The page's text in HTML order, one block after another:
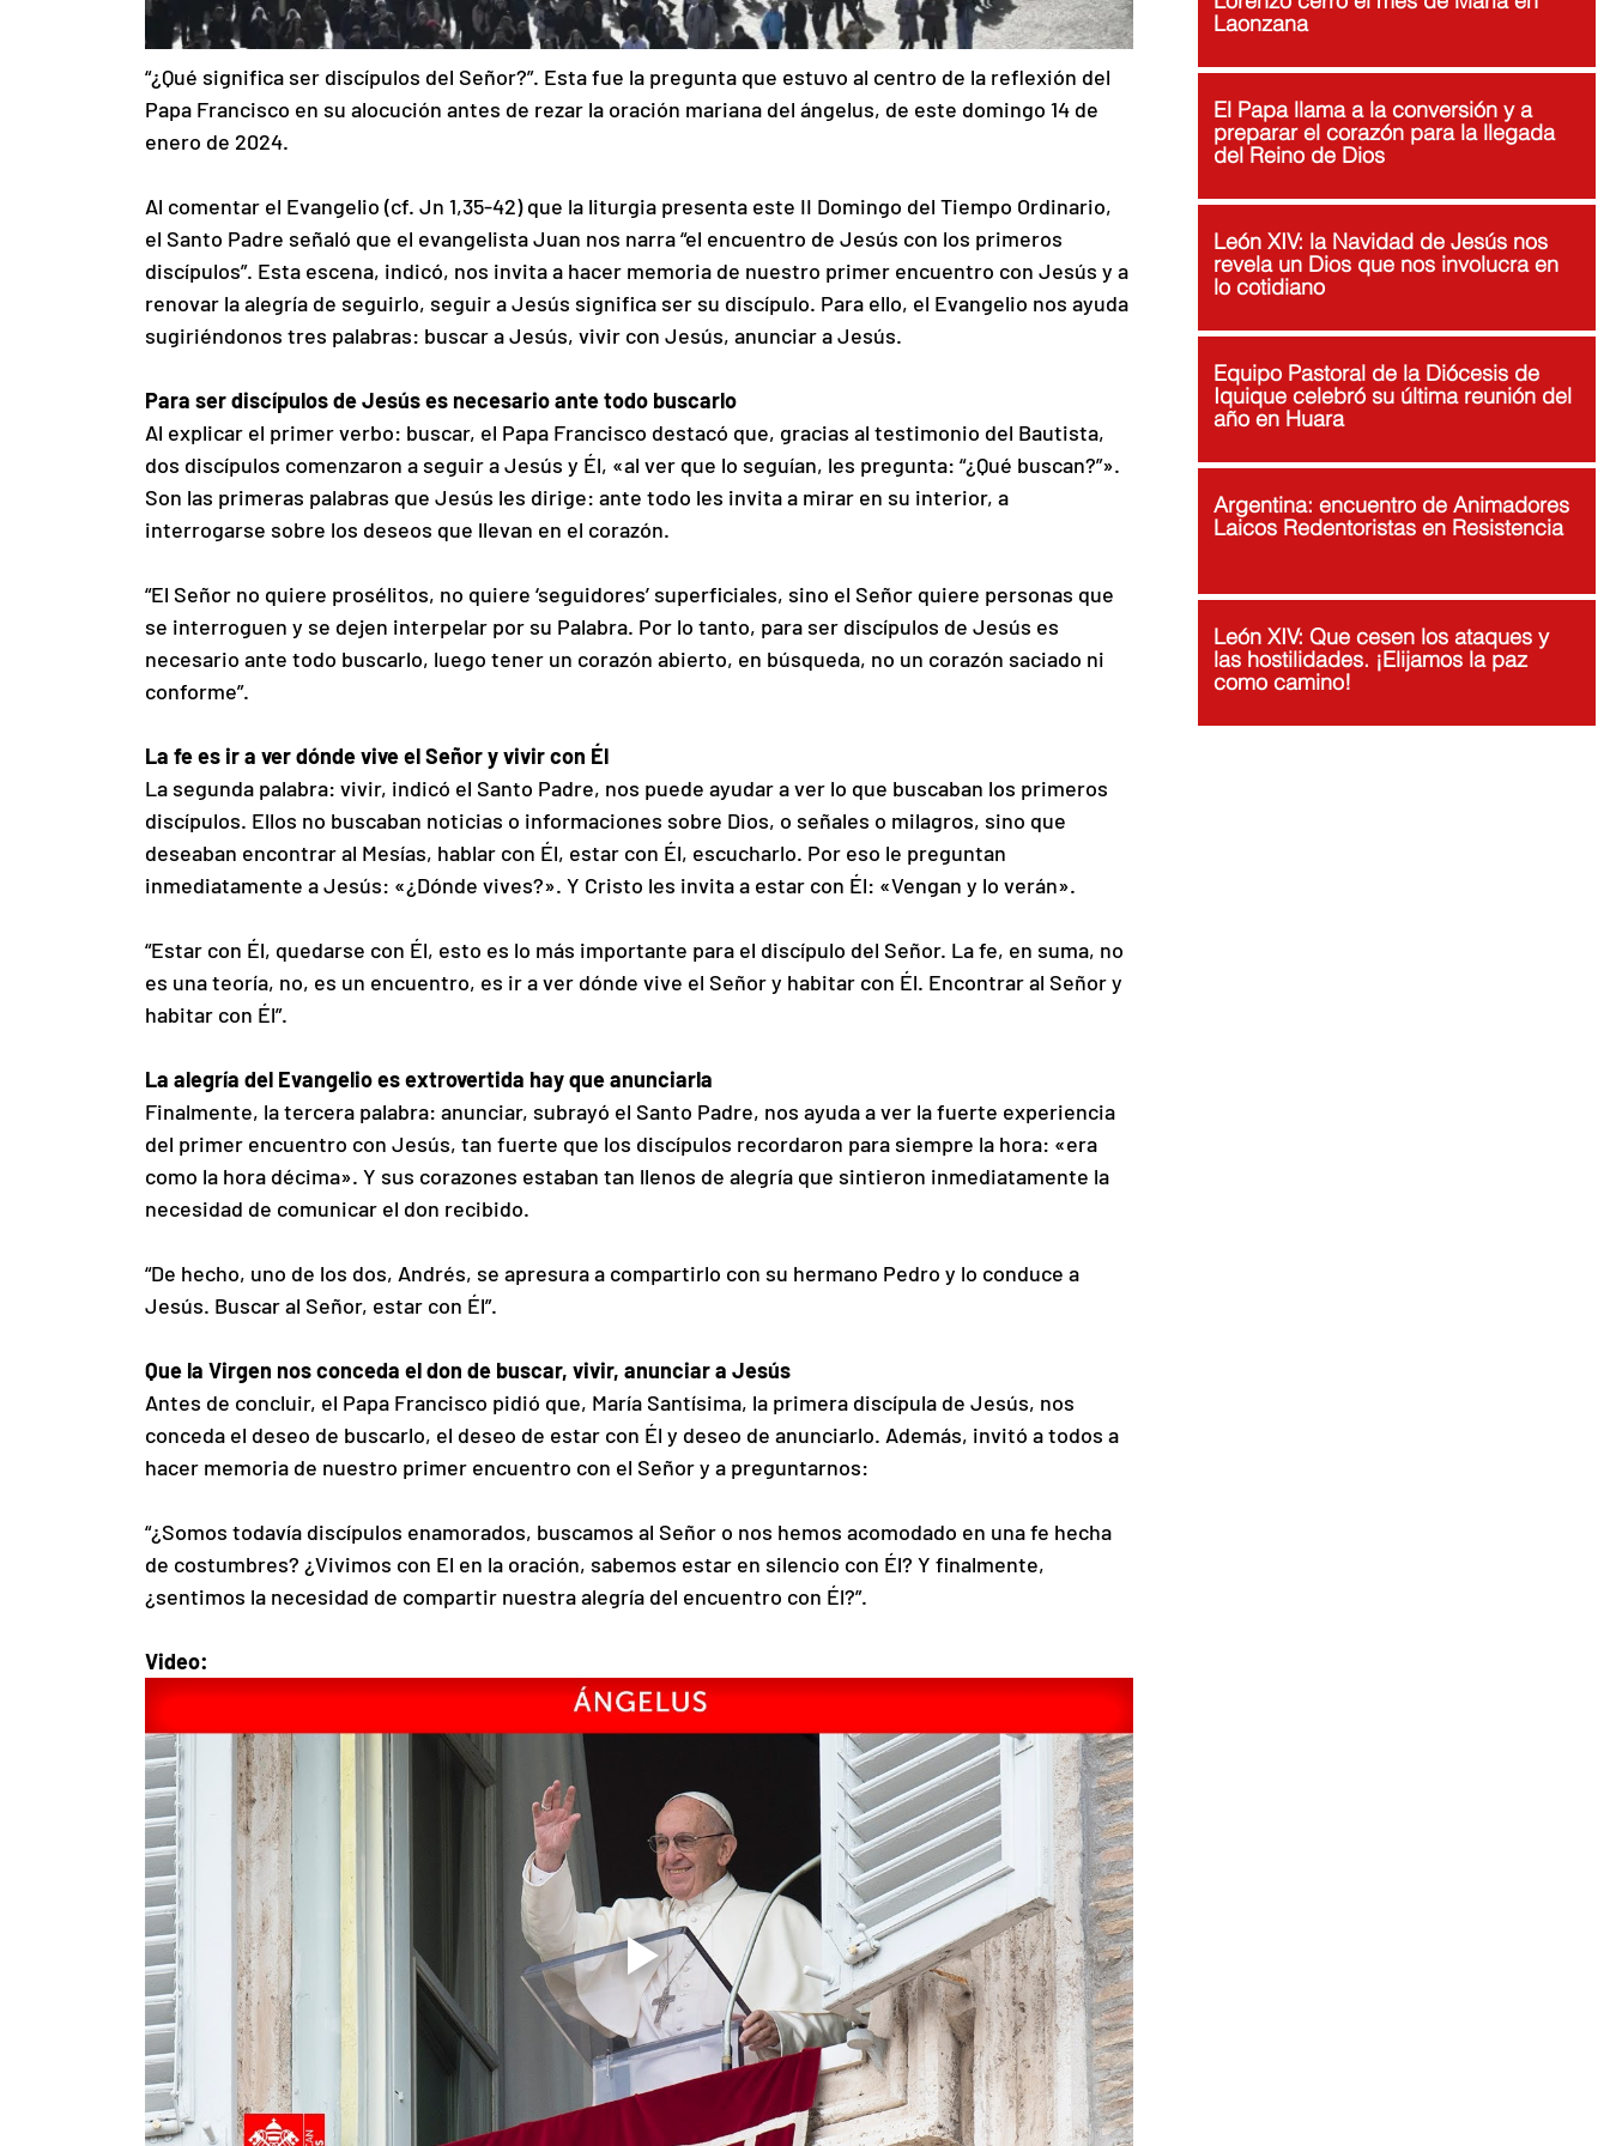
“¿Qué significa ser discípulos del Señor?”. Esta fue la pregunta que estuvo al centro de la reflexión del
Papa Francisco en su alocución antes de rezar la oración mariana del ángelus, de este domingo 14 de
enero de 2024.
Al comentar el Evangelio (cf. Jn 1,35-42) que la liturgia presenta este II Domingo del Tiempo Ordinario,
el Santo Padre señaló que el evangelista Juan nos narra “el encuentro de Jesús con los primeros
discípulos”. Esta escena, indicó, nos invita a hacer memoria de nuestro primer encuentro con Jesús y a
renovar la alegría de seguirlo, seguir a Jesús significa ser su discípulo. Para ello, el Evangelio nos ayuda
sugiriéndonos tres palabras: buscar a Jesús, vivir con Jesús, anunciar a Jesús.
Para ser discípulos de Jesús es necesario ante todo buscarlo
Al explicar el primer verbo: buscar, el Papa Francisco destacó que, gracias al testimonio del Bautista,
dos discípulos comenzaron a seguir a Jesús y Él, «al ver que lo seguían, les pregunta: “¿Qué buscan?”».
Son las primeras palabras que Jesús les dirige: ante todo les invita a mirar en su interior, a
interrogarse sobre los deseos que llevan en el corazón.
“El Señor no quiere prosélitos, no quiere ‘seguidores’ superficiales, sino el Señor quiere personas que
se interroguen y se dejen interpelar por su Palabra. Por lo tanto, para ser discípulos de Jesús es
necesario ante todo buscarlo, luego tener un corazón abierto, en búsqueda, no un corazón saciado ni
conforme”.
La fe es ir a ver dónde vive el Señor y vivir con Él
La segunda palabra: vivir, indicó el Santo Padre, nos puede ayudar a ver lo que buscaban los primeros
discípulos. Ellos no buscaban noticias o informaciones sobre Dios, o señales o milagros, sino que
deseaban encontrar al Mesías, hablar con Él, estar con Él, escucharlo. Por eso le preguntan
inmediatamente a Jesús: «¿Dónde vives?». Y Cristo les invita a estar con Él: «Vengan y lo verán».
“Estar con Él, quedarse con Él, esto es lo más importante para el discípulo del Señor. La fe, en suma, no
es una teoría, no, es un encuentro, es ir a ver dónde vive el Señor y habitar con Él. Encontrar al Señor y
habitar con Él”.
La alegría del Evangelio es extrovertida hay que anunciarla
Finalmente, la tercera palabra: anunciar, subrayó el Santo Padre, nos ayuda a ver la fuerte experiencia
del primer encuentro con Jesús, tan fuerte que los discípulos recordaron para siempre la hora: «era
como la hora décima». Y sus corazones estaban tan llenos de alegría que sintieron inmediatamente la
necesidad de comunicar el don recibido.
“De hecho, uno de los dos, Andrés, se apresura a compartirlo con su hermano Pedro y lo conduce a
Jesús. Buscar al Señor, estar con Él”.
Que la Virgen nos conceda el don de buscar, vivir, anunciar a Jesús
Antes de concluir, el Papa Francisco pidió que, María Santísima, la primera discípula de Jesús, nos
conceda el deseo de buscarlo, el deseo de estar con Él y deseo de anunciarlo. Además, invitó a todos a
hacer memoria de nuestro primer encuentro con el Señor y a preguntarnos:
“¿Somos todavía discípulos enamorados, buscamos al Señor o nos hemos acomodado en una fe hecha
de costumbres? ¿Vivimos con El en la oración, sabemos estar en silencio con Él? Y finalmente,
¿sentimos la necesidad de compartir nuestra alegría del encuentro con Él?”.
Video:
Laonzana
El Papa llama a la conversión y a
preparar el corazón para la llegada
del Reino de Dios
León XIV: la Navidad de Jesús nos
revela un Dios que nos involucra en
lo cotidiano
Equipo Pastoral de la Diócesis de
Iquique celebró su última reunión del
año en Huara
Argentina: encuentro de Animadores
Laicos Redentoristas en Resistencia
León XIV: Que cesen los ataques y
las hostilidades. ¡Elijamos la paz
como camino!